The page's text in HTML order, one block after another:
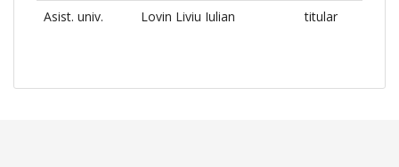
Asist. univ.
Lovin Liviu Iulian titular